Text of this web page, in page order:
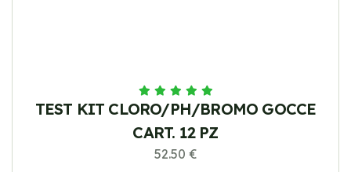
TEST KIT CLORO/PH/BROMO GOCCE
CART. 12 PZ
52.50 €